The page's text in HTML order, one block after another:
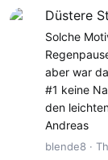
Düstere
Solche
aber war
#1 keine
den
Andreas
blende8